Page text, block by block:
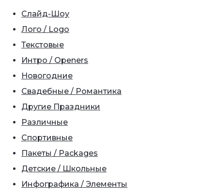
Слайд-Шоу
Лого / Logo
Текстовые
Интро / Openers
Новогодние
Свадебные / Романтика
Другие Праздники
Различные
Спортивные
Пакеты / Packages
Детские / Школьные
Инфографика / Элементы